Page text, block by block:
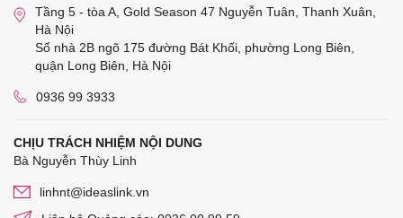
Tầng 5 - tòa A, Gold Season 47 Nguyễn Tuân, Thanh Xuân,
Hà Nội
Số nhà 2B ngõ 175 đường Bát Khối, phường Long Biên,
quận Long Biên, Hà Nội
0936 99 3933
CHỊU TRÁCH NHIỆM NỘI DUNG
Bà Nguyễn Thùy Linh
linhnt@ideaslink.vn